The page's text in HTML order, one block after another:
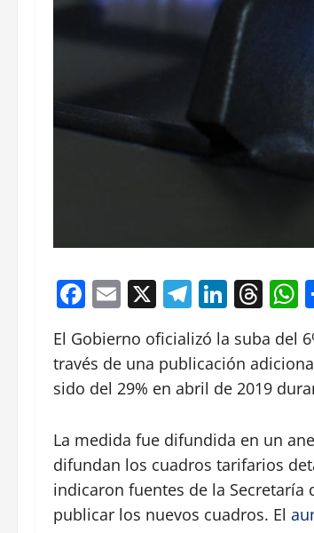
Facebook
Email
X
El Gobierno oficializó la suba del
través de una publicación
sido del 29% en abril de 2019
La medida fue difundida en un
difundan los cuadros tarifarios
indicaron fuentes de la Secretaría
publicar los nuevos cuadros. El